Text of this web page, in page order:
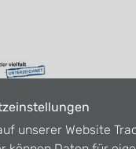
unserer Website